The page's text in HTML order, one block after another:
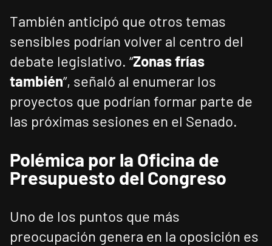
También anticipó que otros temas
sensibles podrían volver al centro del
debate legislativo. “Zonas frías
también”, señaló al enumerar los
proyectos que podrían formar parte de
las próximas sesiones en el Senado.
Polémica por la Oficina de
Presupuesto del Congreso
Uno de los puntos que más
preocupación genera en la oposición es